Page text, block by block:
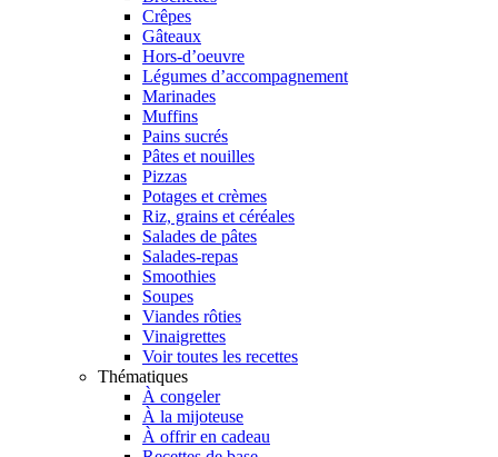
Crêpes
Gâteaux
Hors-d’oeuvre
Légumes d’accompagnement
Marinades
Muffins
Pains sucrés
Pâtes et nouilles
Pizzas
Potages et crèmes
Riz, grains et céréales
Salades de pâtes
Salades-repas
Smoothies
Soupes
Viandes rôties
Vinaigrettes
Voir toutes les recettes
Thématiques
À congeler
À la mijoteuse
À offrir en cadeau